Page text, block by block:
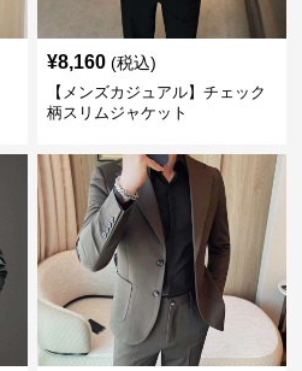
¥8,160 (税込)
【メンズカジュアル】チェック
柄スリムジャケット